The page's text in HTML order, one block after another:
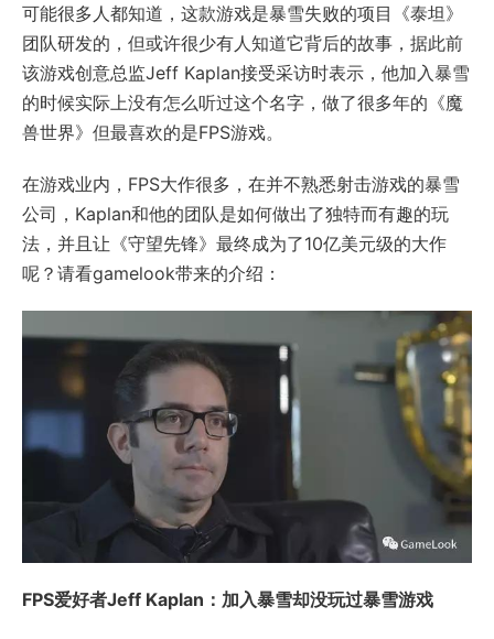
可能很多人都知道，这款游戏是暴雪失败的项目《泰坦》
团队研发的，但或许很少有人知道它背后的故事，据此前
该游戏创意总监Jeff Kaplan接受采访时表示，他加入暴雪
的时候实际上没有怎么听过这个名字，做了很多年的《魔
兽世界》但最喜欢的是FPS游戏。
在游戏业内，FPS大作很多，在并不熟悉射击游戏的暴雪
公司，Kaplan和他的团队是如何做出了独特而有趣的玩
法，并且让《守望先锋》最终成为了10亿美元级的大作
呢？请看gamelook带来的介绍：
FPS爱好者Jeff Kaplan：加入暴雪却没玩过暴雪游戏